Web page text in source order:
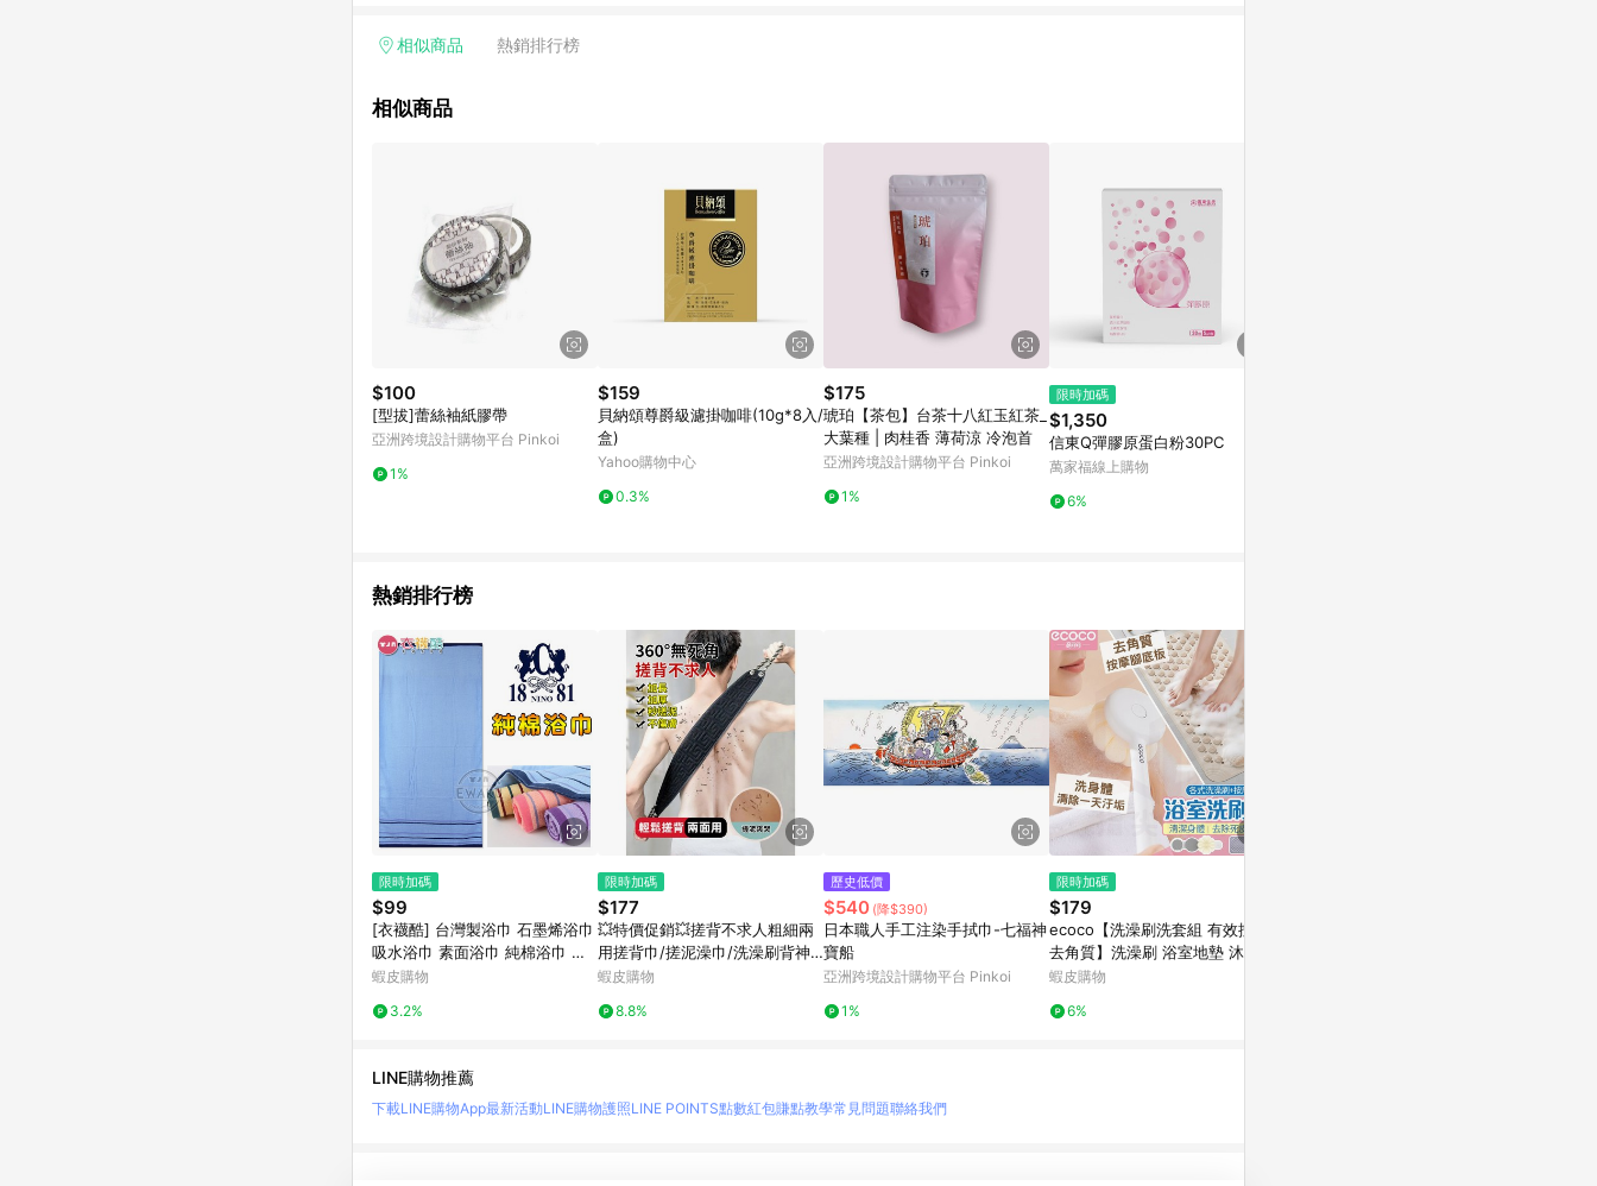
相似商品 熱銷排行榜
相似商品
$100
[型拔]蕾絲袖紙膠帶
亞洲跨境設計購物平台 Pinkoi
1%
$159
貝納頌尊爵級濾掛咖啡(10g*8入/
盒)
Yahoo購物中心
0.3%
$175
琥珀【茶包】台茶十八紅玉紅茶_
大葉種 | 肉桂香 薄荷涼 冷泡首
亞洲跨境設計購物平台 Pinkoi
1%
限時加碼
$1,350
信東Q彈膠原蛋白粉30PC
萬家福線上購物
6%
熱銷排行榜
限時加碼
$99
[衣襪酷] 台灣製浴巾 石墨烯浴巾
吸水浴巾 素面浴巾 純棉浴巾 緞
檔浴巾 膠原蛋白紗浴巾 雙鶴
蝦皮購物
3.2%
限時加碼
$177
💥特價促銷💥搓背不求人粗細兩
用搓背巾/搓泥澡巾/洗澡刷背神
器/韓式驢皮搓背巾/強力下泥搓
蝦皮購物
8.8%
歷史低價
$540 (降$390)
日本職人手工注染手拭巾-七福神
寶船
亞洲跨境設計購物平台 Pinkoi
1%
限時加碼
$179
ecoco【洗澡刷洗套組 有效按摩
去角質】洗澡刷 浴室地墊 沐浴刷
背刷 長柄刷 沐浴球 搓澡刷 搓泥
蝦皮購物
6%
LINE購物推薦
下載LINE購物App最新活動LINE購物護照LINE POINTS點數紅包賺點教學常見問題聯絡我們